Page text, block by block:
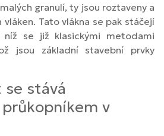
granulí, ty jsou roztaveny a
Tato vlákna se pak stáčejí
se již klasickými metodami
jsou základní stavební prvky
stává
v